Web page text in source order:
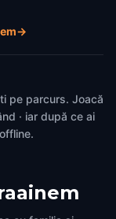
→
pe parcurs. Joacă
· iar după ce ai